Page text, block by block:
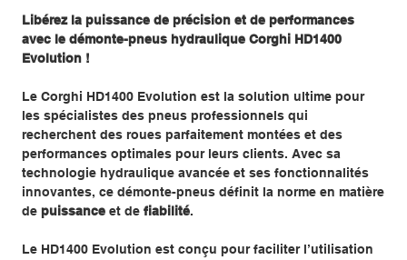
Libérez la puissance de précision et de performances
avec le démonte-pneus hydraulique Corghi HD1400
Evolution !
Le Corghi HD1400 Evolution est la solution ultime pour
les spécialistes des pneus professionnels qui
recherchent des roues parfaitement montées et des
performances optimales pour leurs clients. Avec sa
technologie hydraulique avancée et ses fonctionnalités
innovantes, ce démonte-pneus définit la norme en matière
de puissance et de fiabilité.
Le HD1400 Evolution est conçu pour faciliter l’utilisation